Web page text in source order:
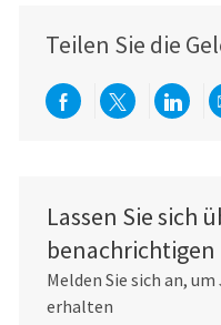
Teilen Sie die
ÜberPer
Lassen Sie sich
benachrichtigen
Melden Sie sich an,
erhalten